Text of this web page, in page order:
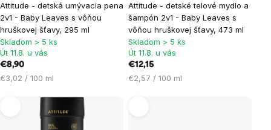
Attitude - detská umývacia pena
2v1 - Baby Leaves s vôňou
hruškovej šťavy, 295 ml
Skladom > 5 ks
Út 11.8. u vás
€8,90
Jednotková
€3,02 / 100 ml
Attitude - detské telové mydlo a
šampón 2v1 - Baby Leaves s
vôňou hruškovej šťavy, 473 ml
Skladom > 5 ks
Út 11.8. u vás
€12,15
Jednotková
€2,57 / 100 ml